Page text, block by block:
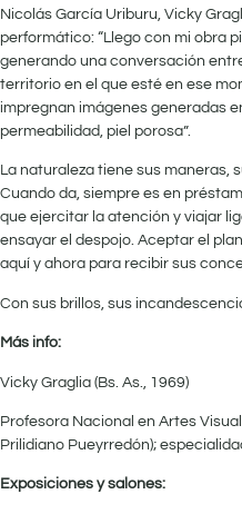
Nicolás García Uriburu, Vicky
performático: “Llego con mi obra
generando una conversación
territorio en el que esté en ese
impregnan imágenes generadas
permeabilidad, piel porosa”.
La naturaleza tiene sus maneras,
Cuando da, siempre es en
que ejercitar la atención y viajar
ensayar el despojo. Aceptar el
aquí y ahora para recibir sus
Con sus brillos, sus
Más info:
Vicky Graglia (Bs. As., 1969)
Profesora Nacional en Artes
Prilidiano Pueyrredón);
Exposiciones y salones: